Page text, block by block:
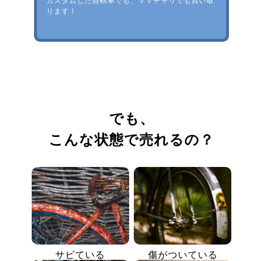
ります！
でも、
こんな状態で売れるの？
サビている 傷がついている